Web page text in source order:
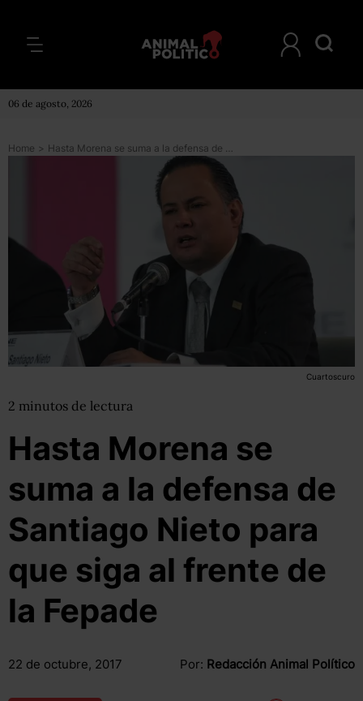
06 de agosto, 2026
Home > Hasta Morena se suma a la defensa de Santiago Nieto para que siga al frente de la Fepade
Cuartoscuro
2 minutos de lectura
Hasta Morena se
suma a la defensa de
Santiago Nieto para
que siga al frente de
la Fepade
22 de octubre, 2017 Por: Redacción Animal Político